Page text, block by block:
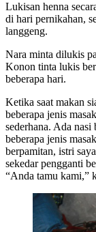
Lukisan henna
di hari pernikahan,
langgeng.
Nara minta dilukis
Konon tinta lukis
beberapa hari.
Ketika saat makan
beberapa jenis
sederhana. Ada
beberapa jenis
berpamitan, istri
sekedar pengganti
“Anda tamu kami,”